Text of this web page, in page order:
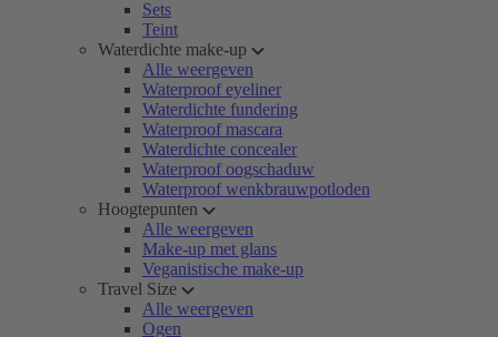
Sets
Teint
Waterdichte make-up
Alle weergeven
Waterproof eyeliner
Waterdichte fundering
Waterproof mascara
Waterdichte concealer
Waterproof oogschaduw
Waterproof wenkbrauwpotloden
Hoogtepunten
Alle weergeven
Make-up met glans
Veganistische make-up
Travel Size
Alle weergeven
Ogen